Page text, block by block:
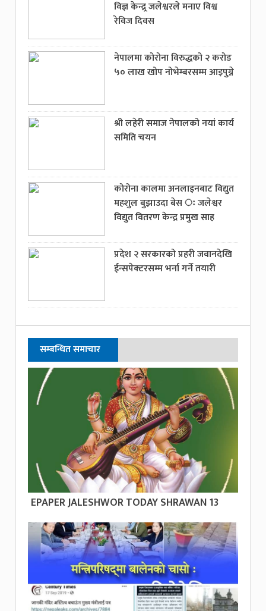
विज्ञ केन्द्र्र जलेश्वरले मनाए विश्व
रेविज दिवस
नेपालमा कोरोना विरुद्धको २ करोड
५० लाख खोप नोभेम्बरसम्म आइपुग्ने
श्री लहेरी समाज नेपालको नयां कार्य
समिति चयन
कोरोना कालमा अनलाइनबाट विद्युत
महशुल बुझाउदा बेस ः जलेश्वर
विद्युत वितरण केन्द्र प्रमुख साह
प्रदेश २ सरकारको प्रहरी जवानदेखि
ईन्सपेक्टरसम्म भर्ना गर्ने तयारी
सम्बन्धित समाचार
EPAPER JALESHWOR TODAY SHRAWAN 13